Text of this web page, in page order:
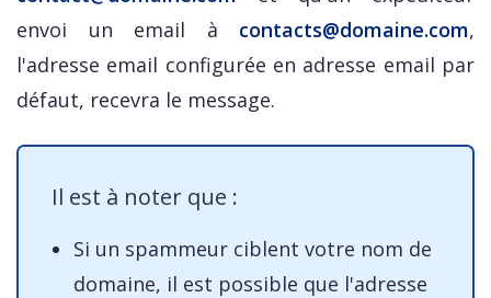
envoi un email à contacts@domaine.com,
l'adresse email configurée en adresse email par
défaut, recevra le message.
Il est à noter que :
Si un spammeur ciblent votre nom de
domaine, il est possible que l'adresse